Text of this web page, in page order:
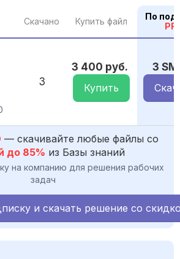
Скачано Купить файл
По
3
3 400 руб.
Купить
3 SM
— скачивайте любые файлы со
до 85% из Базы знаний
на компанию для решения рабочих
задач
и скачать решение со